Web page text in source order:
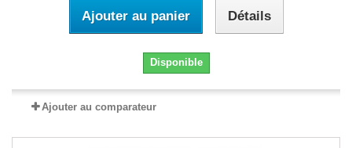
Ajouter au panier Détails
Disponible
Ajouter au comparateur